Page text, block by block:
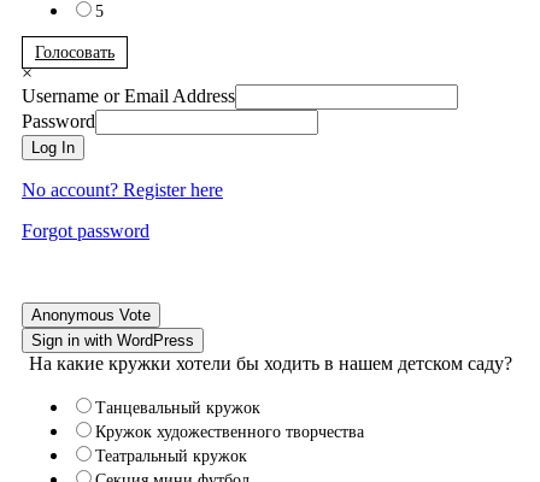
5
Голосовать
×
Username or Email Address
Password
Log In
No account? Register here
Forgot password
Anonymous Vote
Sign in with WordPress
На какие кружки хотели бы ходить в нашем детском саду?
Танцевальный кружок
Кружок художественного творчества
Театральный кружок